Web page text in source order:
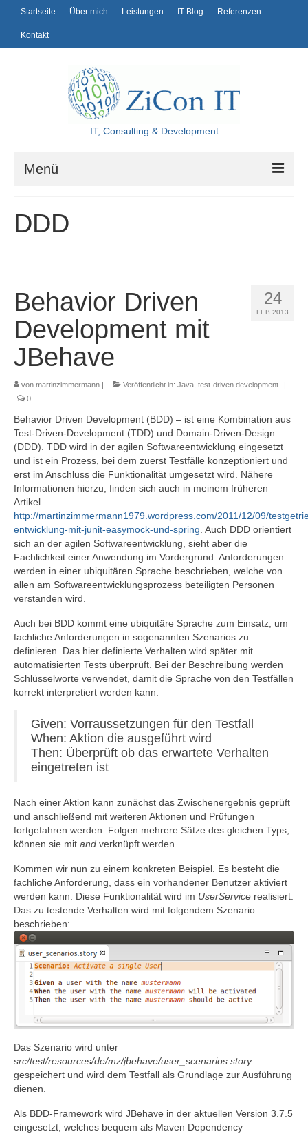
Startseite Über mich Leistungen IT-Blog Referenzen
Kontakt
IT, Consulting & Development
Menü
Über mich
IT-Blog
Referenzen
Kontakt
DDD
24
FEB 2013
Behavior Driven
Development mit
JBehave
von martinzimmermann | Veröffentlicht in: Java test-driven development
|
0
Behavior Driven Development (BDD) – ist eine Kombination aus
Test-Driven-Development (TDD) und Domain-Driven-Design
(DDD). TDD wird in der agilen Softwareentwicklung eingesetzt
und ist ein Prozess, bei dem zuerst Testfälle konzeptioniert und
erst im Anschluss die Funktionalität umgesetzt wird. Nähere
Informationen hierzu, finden sich auch in meinem früheren
Artikel
http://martinzimmermann1979.wordpress.com/2011/12/09/
entwicklung-mit-junit-easymock-und-spring . Auch DDD orientiert
sich an der agilen Softwareentwicklung, sieht aber die
Fachlichkeit einer Anwendung im Vordergrund. Anforderungen
werden in einer ubiquitären Sprache beschrieben, welche von
allen am Softwareentwicklungsprozess beteiligten Personen
verstanden wird.
Auch bei BDD kommt eine ubiquitäre Sprache zum Einsatz, um
fachliche Anforderungen in sogenannten Szenarios zu
definieren. Das hier definierte Verhalten wird später mit
automatisierten Tests überprüft. Bei der Beschreibung werden
Schlüsselworte verwendet, damit die Sprache von den Testfällen
korrekt interpretiert werden kann:
Given: Vorraussetzungen für den Testfall
When: Aktion die ausgeführt wird
Then: Überprüft ob das erwartete Verhalten
eingetreten ist
Nach einer Aktion kann zunächst das Zwischenergebnis geprüft
und anschließend mit weiteren Aktionen und Prüfungen
fortgefahren werden. Folgen mehrere Sätze des gleichen Typs,
können sie mit and verknüpft werden.
Kommen wir nun zu einem konkreten Beispiel. Es besteht die
fachliche Anforderung, dass ein vorhandener Benutzer aktiviert
werden kann. Diese Funktionalität wird im UserService realisiert.
Das zu testende Verhalten wird mit folgendem Szenario
beschrieben:
Das Szenario wird unter
src/test/resources/de/mz/jbehave/user_scenarios.story
gespeichert und wird dem Testfall als Grundlage zur Ausführung
dienen.
Als BDD-Framework wird JBehave in der aktuellen Version 3.7.5
eingesetzt, welches bequem als Maven Dependency